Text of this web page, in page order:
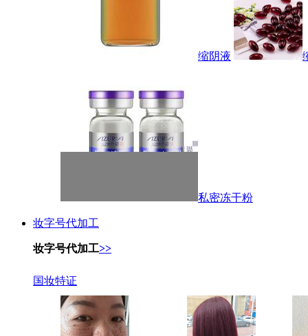
缩阴液
私密冻干粉
妆字号代加工
妆字号代加工>>
国妆特证